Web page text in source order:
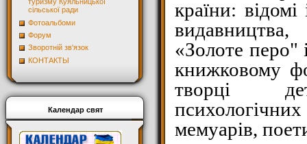
сільської ради
Фотоальбоми
Форум
Зворотній зв'язок
КОНТАКТЫ
Календар свят
країни:
«Золоте перо"
книжковому
творці
мемуарів,